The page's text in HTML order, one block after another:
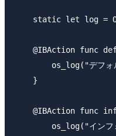
static let log =
@IBAction func
os_log("デフ
    }
@IBAction func
os_log("イン